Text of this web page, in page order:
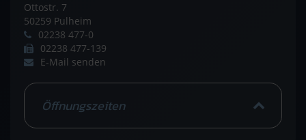
Ottostr. 7
50259 Pulheim
02238 477-0
02238 477-139
E-Mail senden
Öffnungszeiten